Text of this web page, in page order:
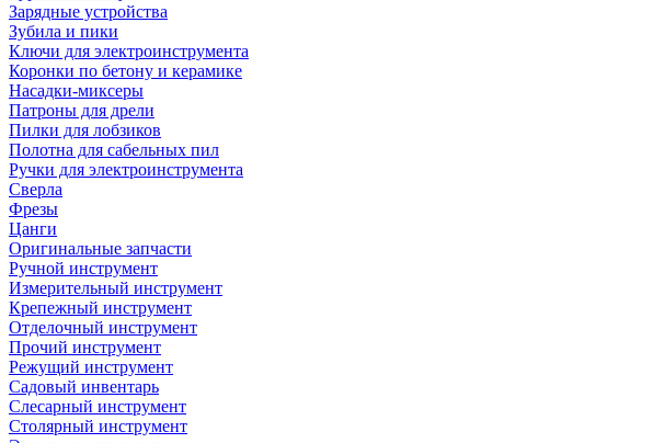
Зарядные устройства
Зубила и пики
Ключи для электроинструмента
Коронки по бетону и керамике
Насадки-миксеры
Патроны для дрели
Пилки для лобзиков
Полотна для сабельных пил
Ручки для электроинструмента
Сверла
Фрезы
Цанги
Оригинальные запчасти
Ручной инструмент
Измерительный инструмент
Крепежный инструмент
Отделочный инструмент
Прочий инструмент
Режущий инструмент
Садовый инвентарь
Слесарный инструмент
Столярный инструмент